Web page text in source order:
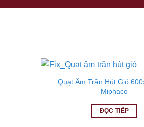
Quạt Âm Trần Hút Gió
Miphaco
ĐỌC TIẾP